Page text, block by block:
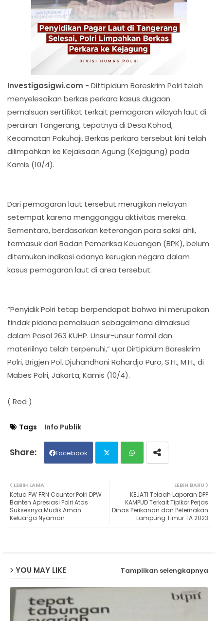
Investigasigwi.com - Dittipidum Bareskrim Polri telah
menyelesaikan berkas perkara kasus dugaan
pemalsuan sertifikat terkait pemagaran wilayah laut di
perairan Tangerang, tepatnya di Desa Kohod,
Kecamatan Pakuhaji. Berkas perkara tersebut kini telah
dilimpahkan ke Kejaksaan Agung (Kejagung) pada
Kamis (10/4).
Dari pemagaran laut tersebut merugikan nelayan
setempat karena mengganggu aktivitas mereka.
Sementara, berdasarkan keterangan para saksi ahli,
termasuk dari Badan Pemeriksa Keuangan (BPK), belum
ditemukan indikasi adanya kerugian negara dalam
kasus pemagaran laut di area tersebut.
“Penyidik Polri tetap berpendapat bahwa ini merupakan
tindak pidana pemalsuan sebagaimana dimaksud
dalam Pasal 263 KUHP. Unsur-unsur formil dan
materiilnya telah terpenuhi,” ujar Dirtipidum Bareskrim
Polri, Brigjen Pol. Djuhandhani Rahardjo Puro, S.H., M.H., di
Mabes Polri, Jakarta, Kamis (10/4).
( Red )
Tags Info Publik
Facebook
ats
ap
LEBIH BARU
KEJATI Telaah Laporan DPP
KAMPUD Terkait Tipikor Perjas
Dinas Perikanan dan Peternakan
Lampung Timur TA 2023
LEBIH LAMA
Ketua PW FRN Counter Polri DPW
Banten Apresiasi Polri Atas
Suksesnya Mudik Aman
Keluarga Nyaman
YOU MAY LIKE Tampilkan selengkapnya